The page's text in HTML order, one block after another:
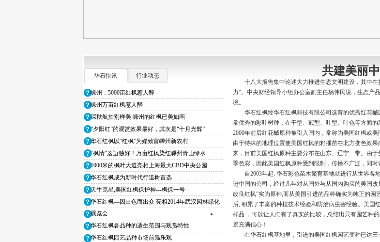
华石红枫仙娜格林
华石祝贺红枫 华石秋塔红枫 华石红枫新世纪
华石红枫超音速 华石红枫太阳谷
华石快讯 行业动态
嵊州：5000亩红枫惹人醉
嵊州万亩红枫惹人醉
深秋航拍别样美 嵊州的红枫已美如画
“夕阳红”的观赏效果最好，其次是“十月光辉”
华石红枫以“红枫”为媒致富嵊州新农村
“枫情”这边独好！万亩红枫染红嵊州青山绿水
1000米的枫叶大道亮相上海最大CBD中央公园
华石红枫成为新时代行道树首选
天牛克星,美国红枫保护神---枫保一号
华石红枫—因出色而出众 亮相2014年武汉园林绿化
展览会
华石红枫各品种的适生范围与观赏特性
华石红枫园艺品种市场前景乐观
共建美丽
十八大报告集中论述大力推进生态文明建设，其中
力"。中央财经领导小组办公室副主任杨伟民说，生态产
境。
华石红枫经华石红枫科技有限公司选育的优秀红花
常优秀的彩叶树种，在干型、冠型、叶型、叶色等方面
2000年前后红花槭原种被引入国内，常称为美国红枫或
由于特殊的地理位置使美国红枫的籽播苗在北方变色效
来，目前美国红枫原种主要分布在山东、辽宁一带。由
季色彩，因此美国红枫原种受到限制，传播不广泛，同
自2003年起, 华石彩色苗木繁育基地就进行从世界各
进中国的公司，经过几年对从国外与从国内购买的美国
改良红枫”实为原种,而从美国引进的品种确实为纯正的
后, 积累了丰富的种植技术经验和防治病虫害经验。美国
样品 ，可以让人们有了真实的比较，总结出只有园艺种
景充满信心！
在华石红枫基地里，引进的美国红枫园艺变种已达三